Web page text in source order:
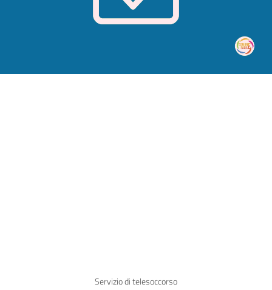
Servizio di telesoccorso